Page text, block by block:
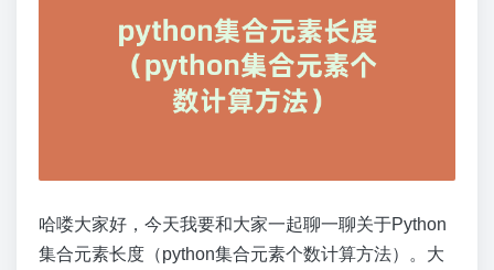
哈喽大家好，今天我要和大家一起聊一聊关于Python
集合元素长度（python集合元素个数计算方法）。大